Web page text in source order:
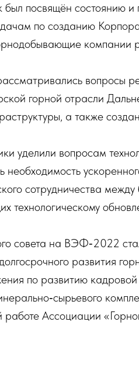
был посвящён состоянию
по созданию
компании
вопросы
горной отрасли
а также
уделили вопросам
необходимость
сотрудничества
технологическому
совета на ВЭФ‑2022
развития
по развитию
работе Ассоциации